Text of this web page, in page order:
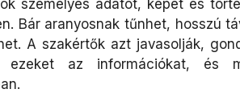
Bár aranyosnak tűnhet, hosszú
A szakértők azt javasolják,
ezeket az információkat, és